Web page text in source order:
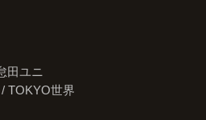
田ユニ
TOKYO世界